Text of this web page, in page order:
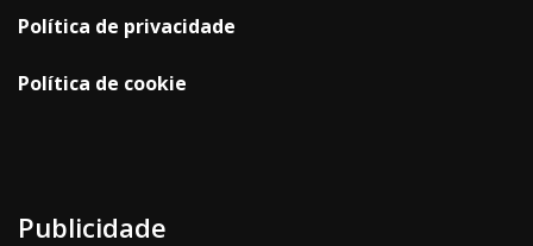
Política de privacidade
Política de cookie
Publicidade